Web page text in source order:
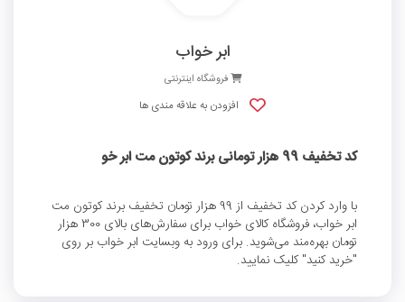
ابر خواب
فروشگاه اینترنتی
افزودن به علاقه مندی ها
کد تخفیف 99 هزار تومانی برند کوتون مت ابر خو
با وارد کردن کد تخفیف از 99 هزار تومان تخفیف برند کوتون مت
ابر خواب، فروشگاه کالای خواب برای سفارش‌های بالای 300 هزار
تومان بهره‌مند می‌شوید. برای ورود به وبسایت ابر خواب بر روی
"خرید کنید" کلیک نمایید.